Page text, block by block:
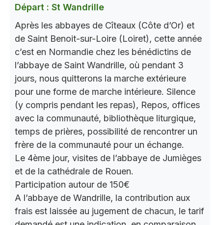
Départ : St Wandrille
Après les abbayes de Cîteaux (Côte d’Or) et
de Saint Benoit-sur-Loire (Loiret), cette année
c’est en Normandie chez les bénédictins de
l’abbaye de Saint Wandrille, où pendant 3
jours, nous quitterons la marche extérieure
pour une forme de marche intérieure. Silence
(y compris pendant les repas), Repos, offices
avec la communauté, bibliothèque liturgique,
temps de prières, possibilité de rencontrer un
frère de la communauté pour un échange.
Le 4ème jour, visites de l’abbaye de Jumièges
et de la cathédrale de Rouen.
Participation autour de 150€
A l’abbaye de Wandrille, la contribution aux
frais est laissée au jugement de chacun, le tarif